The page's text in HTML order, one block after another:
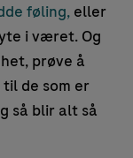
føling, eller
i været. Og
prøve å
de som er
så blir alt så